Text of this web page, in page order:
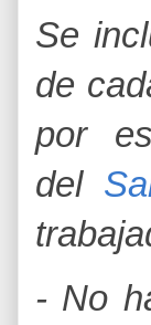
Se
de
por
del
- No